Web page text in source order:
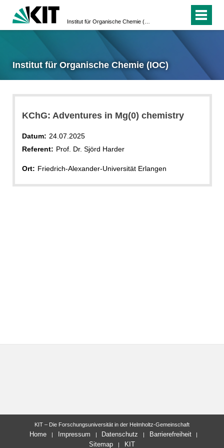
Institut für Organische Chemie (IOC)
KChG: Adventures in Mg(0) chemistry
Datum: 24.07.2025
Referent: Prof. Dr. Sjörd Harder
Ort: Friedrich-Alexander-Universität Erlangen
KIT – Die Forschungsuniversität in der Helmholtz-Gemeinschaft
Home Impressum Datenschutz
Barrierefreiheit
Sitemap
KIT